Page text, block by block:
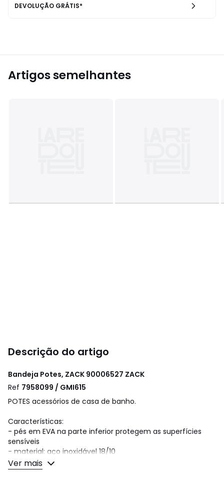
DEVOLUÇÃO GRÁTIS*
Artigos semelhantes
Descrição do artigo
Bandeja Potes, ZACK 90006527 ZACK
Ref 7958099 / GMI615
POTES acessórios de casa de banho.
Características:
- pés em EVA na parte inferior protegem as superfícies
sensíveis
- material: aço inoxidável 18/10
- medidas (comprimento x largura x altura): 20 x 20 x 2 cm
Ver mais